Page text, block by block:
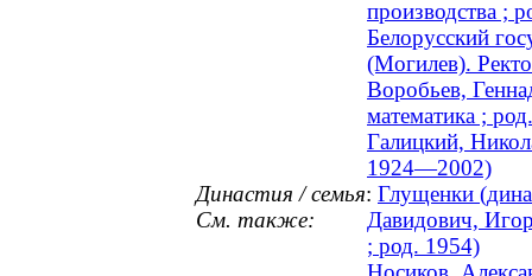
производства ;
Белорусский
(Могилев).
Воробьев,
математика ;
Галицкий,
1924—2002)
Династия / семья: Глущенки
См. также:
Давидович,
; род. 1954)